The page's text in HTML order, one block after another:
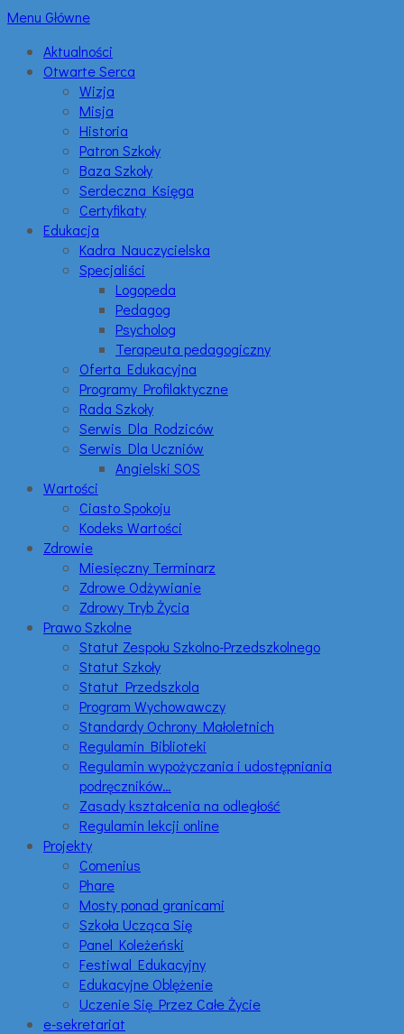
Menu Główne
Aktualności
Otwarte Serca
Wizja
Misja
Historia
Patron Szkoły
Baza Szkoły
Serdeczna Księga
Certyfikaty
Edukacja
Kadra Nauczycielska
Specjaliści
Logopeda
Pedagog
Psycholog
Terapeuta pedagogiczny
Oferta Edukacyjna
Programy Profilaktyczne
Rada Szkoły
Serwis Dla Rodziców
Serwis Dla Uczniów
Angielski SOS
Wartości
Ciasto Spokoju
Kodeks Wartości
Zdrowie
Miesięczny Terminarz
Zdrowe Odżywianie
Zdrowy Tryb Życia
Prawo Szkolne
Statut Zespołu Szkolno-Przedszkolnego
Statut Szkoły
Statut Przedszkola
Program Wychowawczy
Standardy Ochrony Małoletnich
Regulamin Biblioteki
Regulamin wypożyczania i udostępniania
podręczników…
Zasady kształcenia na odległość
Regulamin lekcji online
Projekty
Comenius
Phare
Mosty ponad granicami
Szkoła Ucząca Się
Panel Koleżeński
Festiwal Edukacyjny
Edukacyjne Oblężenie
Uczenie Się Przez Całe Życie
e-sekretariat